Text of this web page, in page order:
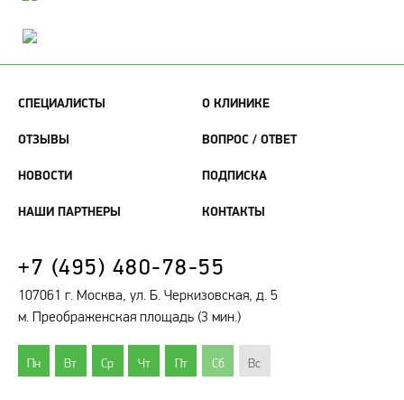
СПЕЦИАЛИСТЫ О КЛИНИКЕ
ОТЗЫВЫ ВОПРОС / ОТВЕТ
НОВОСТИ ПОДПИСКА
НАШИ ПАРТНЕРЫ КОНТАКТЫ
+7 (495) 480-78-55
107061 г. Москва, ул. Б. Черкизовская, д. 5
м. Преображенская площадь (3 мин.)
Пн Вт Ср Чт Пт Сб Вс